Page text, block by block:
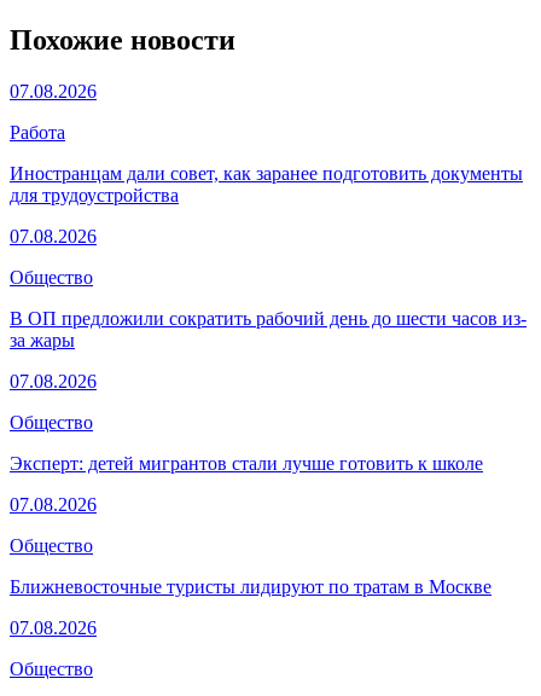
Похожие новости
07.08.2026
Работа
Иностранцам дали совет, как заранее подготовить документы
для трудоустройства
07.08.2026
Общество
В ОП предложили сократить рабочий день до шести часов из-
за жары
07.08.2026
Общество
Эксперт: детей мигрантов стали лучше готовить к школе
07.08.2026
Общество
Ближневосточные туристы лидируют по тратам в Москве
07.08.2026
Общество